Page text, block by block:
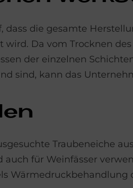
dass die gesamte
Da vom Trocknen
der einzelnen
sind, kann das
Traubeneiche
für Weinfässer